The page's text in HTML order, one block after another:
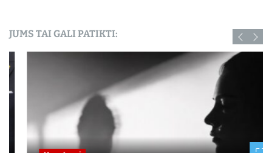
JUMS TAI GALI PATIKTI: